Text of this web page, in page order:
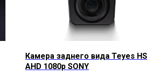
Камера заднего вида Teyes HS
AHD 1080p SONY